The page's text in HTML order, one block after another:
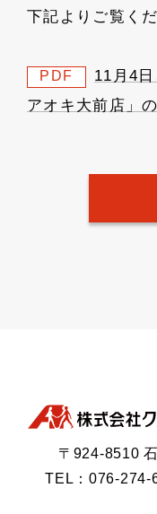
下記よりご覧くだ
PDF
11月4
アオキ大前店」
〒924-8510
TEL：076-274-